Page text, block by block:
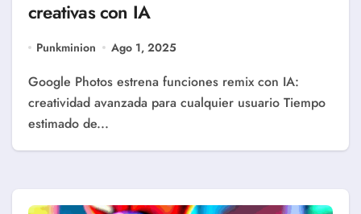
creativas con IA
Punkminion Ago 1, 2025
Google Photos estrena funciones remix con IA:
creatividad avanzada para cualquier usuario Tiempo
estimado de...